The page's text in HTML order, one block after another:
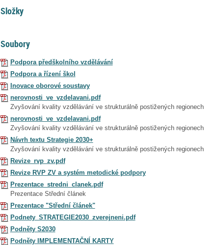
Složky
Soubory
Podpora předškolního vzdělávání
Podpora a řízení škol
Inovace oborové soustavy
nerovnosti_ve_vzdelavani.pdf
Zvyšování kvality vzdělávání ve strukturálně postižených regionech
nerovnosti_ve_vzdelavani.pdf
Zvyšování kvality vzdělávání ve strukturálně postižených regionech
Návrh textu Strategie 2030+
Zvyšování kvality vzdělávání ve strukturálně postižených regionech
Revize_rvp_zv.pdf
Revize RVP ZV a systém metodické podpory
Prezentace_stredni_clanek.pdf
Prezentace Střední článek
Prezentace "Střední článek"
Podnety_STRATEGIE2030_zverejneni.pdf
Podněty S2030
Podněty IMPLEMENTAČNÍ KARTY